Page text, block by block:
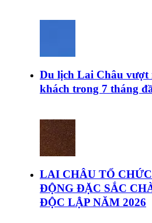
Du lịch Lai Châu vượt
khách trong 7 tháng
LAI CHÂU TỔ
ĐỘNG ĐẶC SẮC
ĐỘC LẬP NĂM 2026